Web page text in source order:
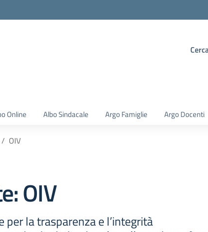
Online Albo Sindacale Argo Famiglie Argo Docenti
OIV
OIV
la trasparenza e l’integrità